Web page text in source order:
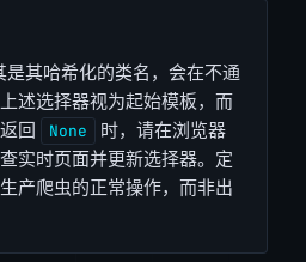
其哈希化的类名，会在不通
述选择器视为起始模板，而
回
None
时，请在浏览器
实时页面并更新选择器。定
产爬虫的正常操作，而非出